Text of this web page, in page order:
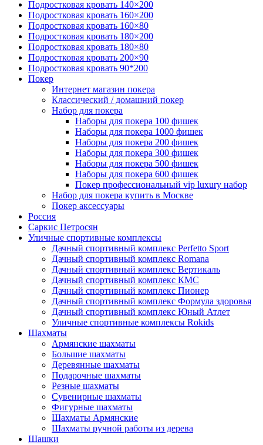
Подростковая кровать 140×200
Подростковая кровать 160×200
Подростковая кровать 160×80
Подростковая кровать 180×200
Подростковая кровать 180×80
Подростковая кровать 200×90
Подростковая кровать 90*200
Покер
Интернет магазин покера
Классический / домашний покер
Набор для покера
Наборы для покера 100 фишек
Наборы для покера 1000 фишек
Наборы для покера 200 фишек
Наборы для покера 300 фишек
Наборы для покера 500 фишек
Наборы для покера 600 фишек
Покер профессиональный vip luxury набор
Набор для покера купить в Москве
Покер аксессуары
Россия
Саркис Петросян
Уличные спортивные комплексы
Дачный спортивный комплекс Perfetto Sport
Дачный спортивный комплекс Romana
Дачный спортивный комплекс Вертикаль
Дачный спортивный комплекс КМС
Дачный спортивный комплекс Пионер
Дачный спортивный комплекс Формула здоровья
Дачный спортивный комплекс Юный Атлет
Уличные спортивные комплексы Rokids
Шахматы
Армянские шахматы
Большие шахматы
Деревянные шахматы
Подарочные шахматы
Резные шахматы
Сувенирные шахматы
Фигурные шахматы
Шахматы Армянские
Шахматы ручной работы из дерева
Шашки